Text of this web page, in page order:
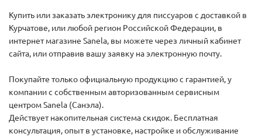
Купить или заказать электронику для писсуаров с доставкой в
Курчатове, или любой регион Российской Федерации, в
интернет магазине Sanela, вы можете через личный кабинет
сайта, или отправив вашу заявку на электронную почту.
Покупайте только официальную продукцию с гарантией, у
компании с собственным авторизованным сервисным
центром Sanela (Санэла).
Действует накопительная система скидок. Бесплатная
консультация, опыт в установке, настройке и обслуживание